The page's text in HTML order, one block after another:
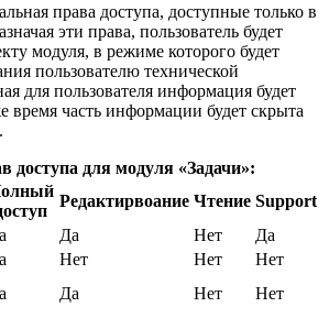
права доступа, доступные только в
эти права, пользователь будет
модуля, в режиме которого будет
пользователю технической
для пользователя информация будет
время часть информации будет скрыта
доступа для модуля «Задачи»:
Редактирвоание Чтение Support
Да Нет
Да
Нет Нет
Нет
Да Нет
Нет